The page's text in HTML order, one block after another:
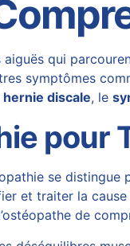
qui
symptômes
hernie discale, le
pour
se
et traiter la
de